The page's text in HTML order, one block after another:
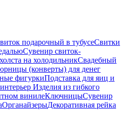
подарочный в тубусеСвитки
Сувенир свиток-
на холодильникСвадебный
(конверты) для денег
фигуркиПодставка для яиц и
Изделия из гибкого
винилеКлючницыСувенир
ОрганайзерыДекоративная рейка